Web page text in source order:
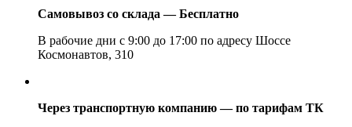
Самовывоз со склада — Бесплатно
В рабочие дни с 9:00 до 17:00 по адресу Шоссе
Космонавтов, 310
Через транспортную компанию — по тарифам ТК